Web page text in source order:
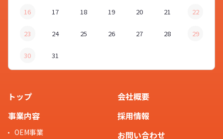
16 17 18 19 20 21 22
23 24 25 26 27 28 29
30 31
トップ
事業内容
OEM事業
会社概要
採用情報
お問い合わせ